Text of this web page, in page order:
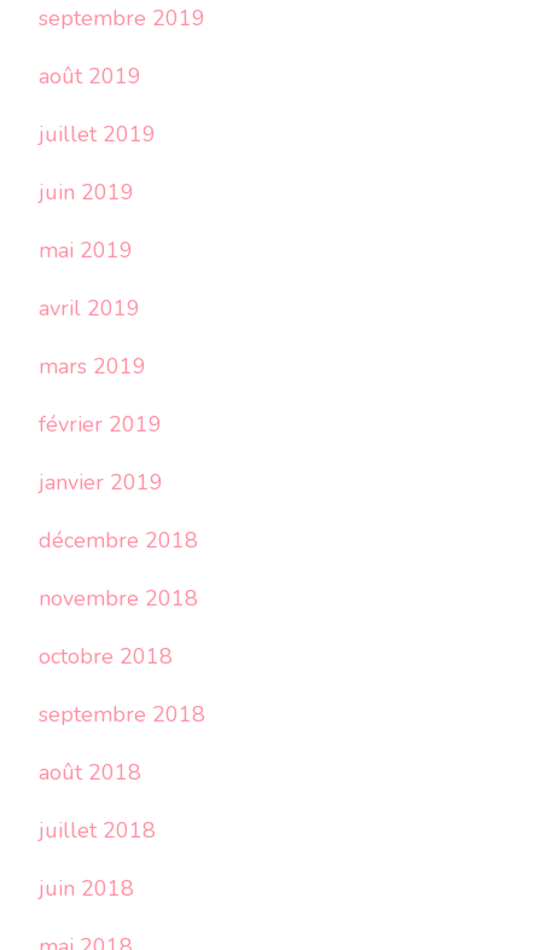
septembre 2019
août 2019
juillet 2019
juin 2019
mai 2019
avril 2019
mars 2019
février 2019
janvier 2019
décembre 2018
novembre 2018
octobre 2018
septembre 2018
août 2018
juillet 2018
juin 2018